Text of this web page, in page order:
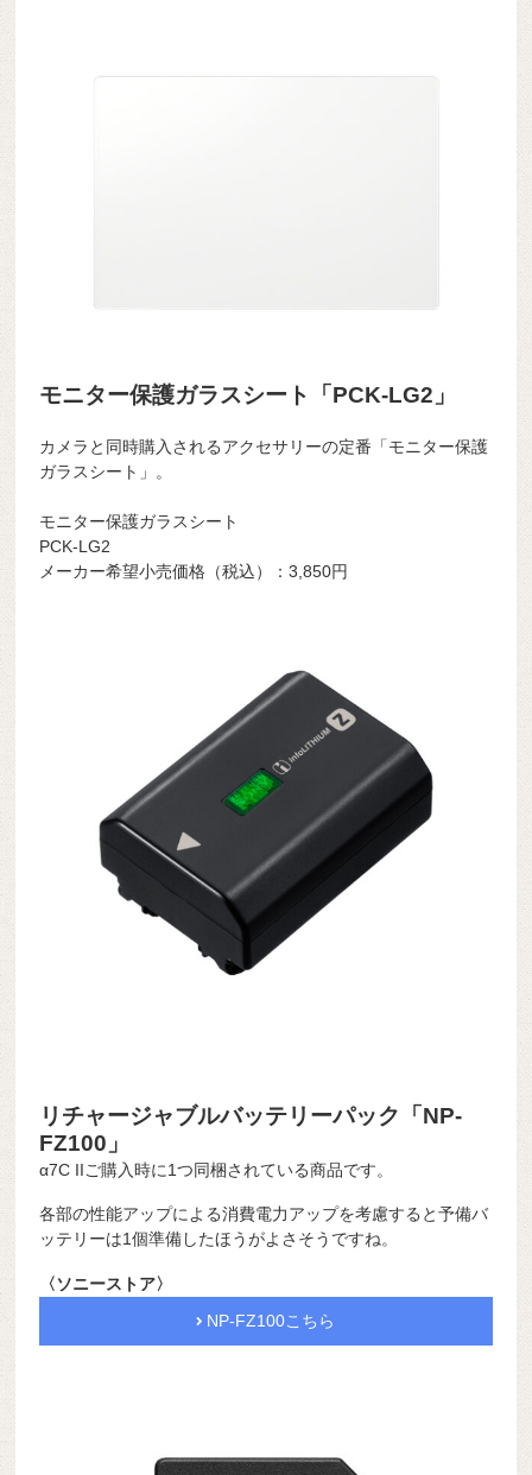
モニター保護ガラスシート「PCK-LG2」
カメラと同時購入されるアクセサリーの定番「モニター保護
ガラスシート」。
モニター保護ガラスシート
PCK-LG2
メーカー希望小売価格（税込）：3,850円
リチャージャブルバッテリーパック「NP-
FZ100」
α7C IIご購入時に1つ同梱されている商品です。
各部の性能アップによる消費電力アップを考慮すると予備バ
ッテリーは1個準備したほうがよさそうですね。
〈ソニーストア〉
NP-FZ100こちら